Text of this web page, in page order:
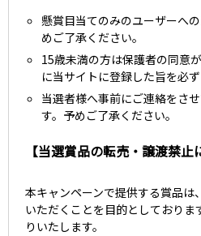
懸賞目当てのみのユーザーへ
めご了承ください。
15歳未満の方は保護者の同意
に当サイトに登録した旨を必ず
当選者様へ事前にご連絡をさ
す。予めご了承ください。
【当選賞品の転売・譲渡禁止
本キャンペーンで提供する賞品は
いただくことを目的としており
りいたします。